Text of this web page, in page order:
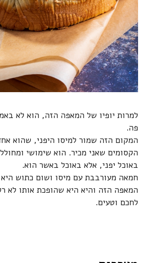
למרות יופיו של המאפה הזה, הוא לא
פה.
המקום הזה שמור למיסו היפני, שהוא
הקסומים שאני מכיר. הוא שימושי
באוכל יפני, אלא באוכל באשר הוא.
חמאה מעורבבת עם מיסו ושום כתוש
המאפה הזה והיא היא שהופכת אותו לא
לחכם וטעים.